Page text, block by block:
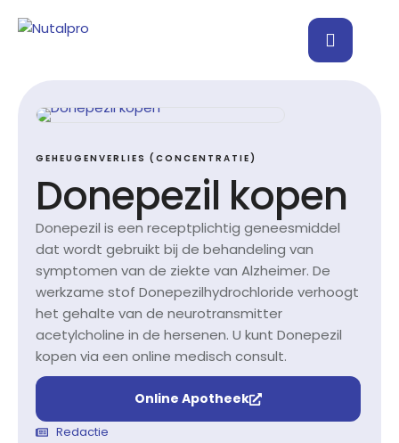
GEHEUGENVERLIES (CONCENTRATIE)
Donepezil kopen
Donepezil is een receptplichtig geneesmiddel
dat wordt gebruikt bij de behandeling van
symptomen van de ziekte van Alzheimer. De
werkzame stof Donepezilhydrochloride verhoogt
het gehalte van de neurotransmitter
acetylcholine in de hersenen. U kunt Donepezil
kopen via een online medisch consult.
Online Apotheek
Redactie